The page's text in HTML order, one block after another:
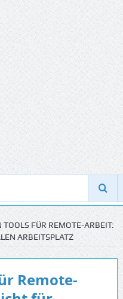
TOOLS FÜR REMOTE-ARBEIT:
ARBEITSPLATZ
Remote-